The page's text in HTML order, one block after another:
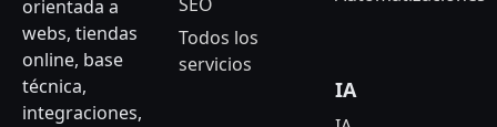
orientada a
webs, tiendas
online, base
técnica,
integraciones,
Todos los
servicios
IA